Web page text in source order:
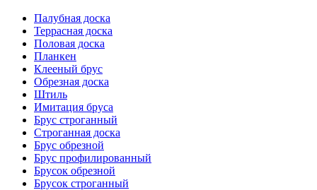
Палубная доска
Террасная доска
Половая доска
Планкен
Клееный брус
Обрезная доска
Штиль
Имитация бруса
Брус строганный
Строганная доска
Брус обрезной
Брус профилированный
Брусок обрезной
Брусок строганный